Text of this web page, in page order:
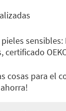
sensibles:
certificado
cosas para el
ahorra!